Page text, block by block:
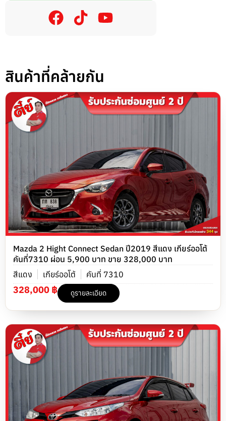
สินค้าที่คล้ายกัน
Mazda 2 Hight Connect Sedan ปี2019 สีแดง เกียร์ออโต้
คันที่7310 ผ่อน 5,900 บาท ขาย 328,000 บาท
สีแดง
เกียร์ออโต้ คันที่ 7310
328,000 ฿ ดูรายละเอียด